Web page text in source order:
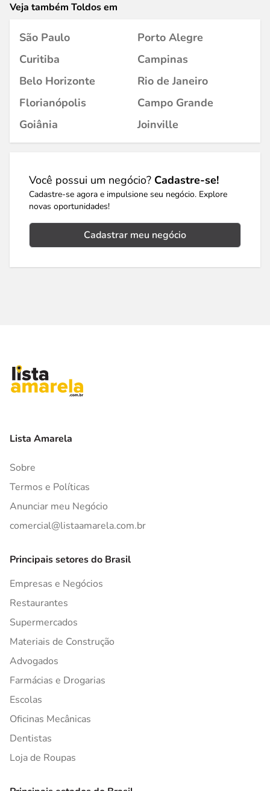
Veja também Toldos em
São Paulo
Porto Alegre
Curitiba
Campinas
Belo Horizonte
Rio de Janeiro
Florianópolis
Campo Grande
Goiânia
Joinville
Você possui um negócio? Cadastre-se!
Cadastre-se agora e impulsione seu negócio. Explore
novas oportunidades!
Cadastrar meu negócio
Lista Amarela
Sobre
Termos e Políticas
Anunciar meu Negócio
comercial@listaamarela.com.br
Principais setores do Brasil
Empresas e Negócios
Restaurantes
Supermercados
Materiais de Construção
Advogados
Farmácias e Drogarias
Escolas
Oficinas Mecânicas
Dentistas
Loja de Roupas